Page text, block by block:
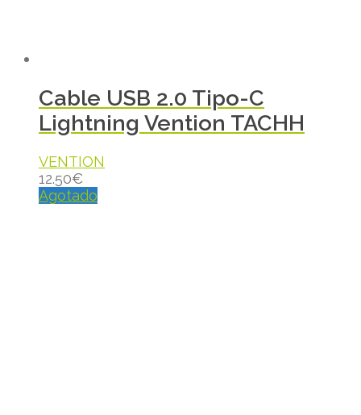
Cable USB 2.0 Tipo-C
Lightning Vention TACHH
VENTION
12.50€
Agotado